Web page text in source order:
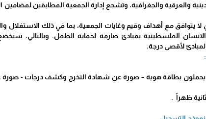
والعرقية والجغرافية، وتشجع إدارة الجمعية المطابقين لمضامين
مع أهداف وقيم وغايات الجمعية، بما في ذلك الاستغلال
الفلسطينية بمبادئ صارمة لحماية الطفل. وبالتالي،
لأقصى درجة.
يحملون بطاقة هوية – صورة عن شهادة التخرج وكشف درجات - صورة